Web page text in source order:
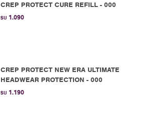
CREP PROTECT CURE REFILL - 000
$U 1.090
CREP PROTECT NEW ERA ULTIMATE
HEADWEAR PROTECTION - 000
$U 1.190